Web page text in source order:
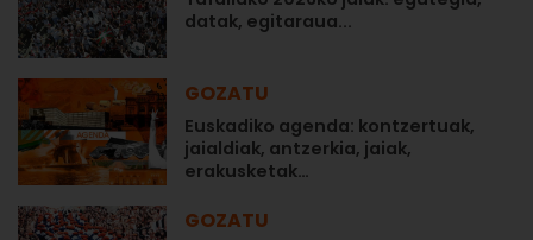
datak, egitaraua...
GOZATU
Euskadiko agenda: kontzertuak,
jaialdiak, antzerkia, jaiak,
erakusketak…
GOZATU